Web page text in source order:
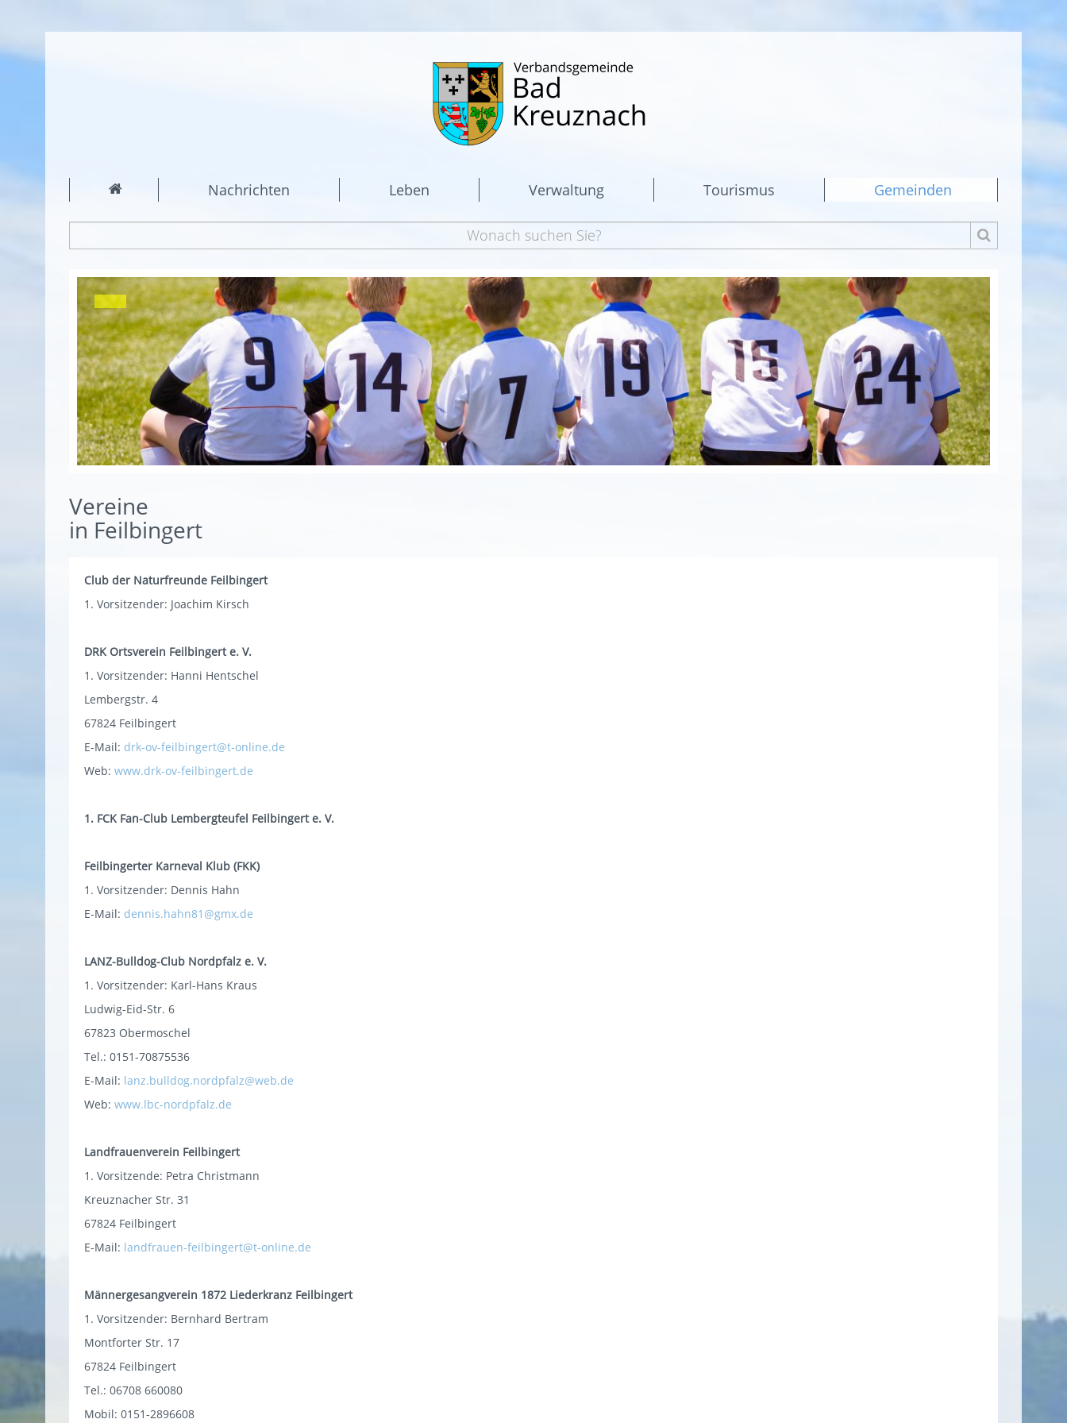
Nachrichten Leben Verwaltung Tourismus Gemeinden
Vereine
in Feilbingert
Club der Naturfreunde Feilbingert
1. Vorsitzender: Joachim Kirsch
DRK Ortsverein Feilbingert e. V.
1. Vorsitzender: Hanni Hentschel
Lembergstr. 4
67824 Feilbingert
E-Mail: drk-ov-feilbingert@t-online.de
Web: www.drk-ov-feilbingert.de
1. FCK Fan-Club Lembergteufel Feilbingert e. V.
Feilbingerter Karneval Klub (FKK)
1. Vorsitzender: Dennis Hahn
E-Mail: dennis.hahn81@gmx.de
LANZ-Bulldog-Club Nordpfalz e. V.
1. Vorsitzender: Karl-Hans Kraus
Ludwig-Eid-Str. 6
67823 Obermoschel
Tel.: 0151-70875536
E-Mail: lanz.bulldog.nordpfalz@web.de
Web: www.lbc-nordpfalz.de
Landfrauenverein Feilbingert
1. Vorsitzende: Petra Christmann
Kreuznacher Str. 31
67824 Feilbingert
E-Mail: landfrauen-feilbingert@t-online.de
Männergesangverein 1872 Liederkranz Feilbingert
1. Vorsitzender: Bernhard Bertram
Montforter Str. 17
67824 Feilbingert
Tel.: 06708 660080
Mobil: 0151-2896608